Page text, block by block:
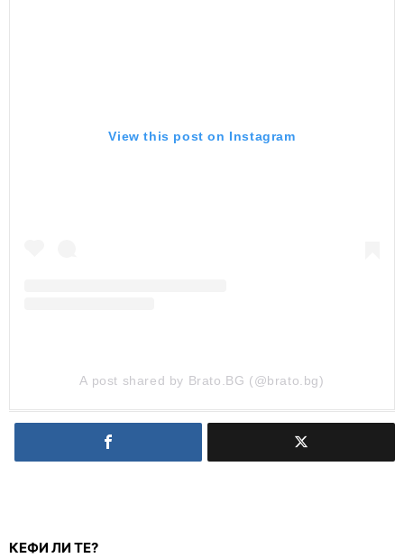
View this post on Instagram
A post shared by Brato.BG (@brato.bg)
КЕФИ ЛИ ТЕ?